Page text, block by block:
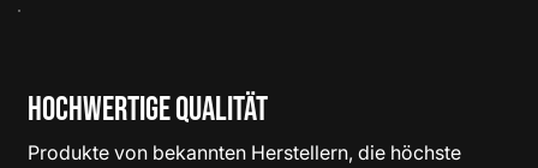
Hochwertige Qualität
Produkte von bekannten Herstellern, die höchste